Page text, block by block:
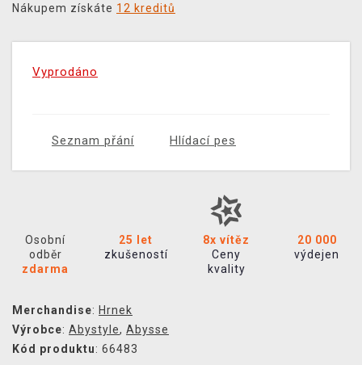
Nákupem získáte 12 kreditů
Vyprodáno
Seznam přání Hlídací pes
Osobní
odběr
zdarma
25 let
zkušeností
8x vítěz
Ceny
kvality
20 000
výdejen
Merchandise: Hrnek
Výrobce: Abystyle, Abysse
Kód produktu: 66483